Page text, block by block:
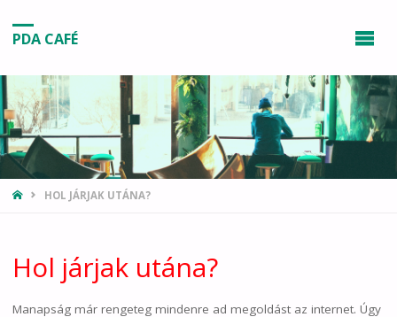
PDA CAFÉ
HOMEHOL JÁRJAK UTÁNA?
Hol járjak utána?
Manapság már rengeteg mindenre ad megoldást az internet. Úgy